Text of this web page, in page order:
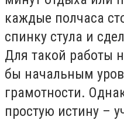
каждые полчаса
спинку стула и
Для такой работы
бы начальным
грамотности.
простую истину –